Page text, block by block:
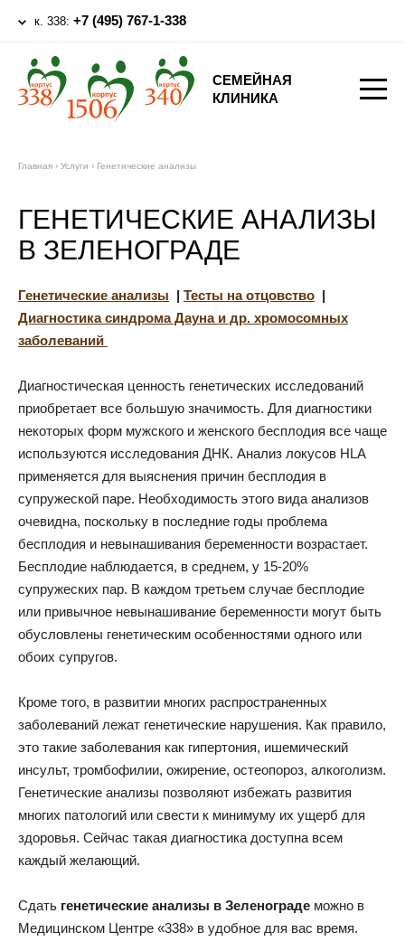
к. 338: +7 (495) 767-1-338
СЕМЕЙНАЯ
КЛИНИКА
Главная › Услуги › Генетические анализы
ГЕНЕТИЧЕСКИЕ АНАЛИЗЫ
В ЗЕЛЕНОГРАДЕ
Генетические анализы | Тесты на отцовство |
Диагностика синдрома Дауна и др. хромосомных
заболеваний
Диагностическая ценность генетических исследований
приобретает все большую значимость. Для диагностики
некоторых форм мужского и женского бесплодия все чаще
используются исследования ДНК. Анализ локусов HLA
применяется для выяснения причин бесплодия в
супружеской паре. Необходимость этого вида анализов
очевидна, поскольку в последние годы проблема
бесплодия и невынашивания беременности возрастает.
Бесплодие наблюдается, в среднем, у 15-20%
супружеских пар. В каждом третьем случае бесплодие
или привычное невынашивание беременности могут быть
обусловлены генетическим особенностями одного или
обоих супругов.
Кроме того, в развитии многих распространенных
заболеваний лежат генетические нарушения. Как правило,
это такие заболевания как гипертония, ишемический
инсульт, тромбофилии, ожирение, остеопороз, алкоголизм.
Генетические анализы позволяют избежать развития
многих патологий или свести к минимуму их ущерб для
здоровья. Сейчас такая диагностика доступна всем
каждый желающий.
Сдать генетические анализы в Зеленограде можно в
Медицинском Центре «338» в удобное для вас время.